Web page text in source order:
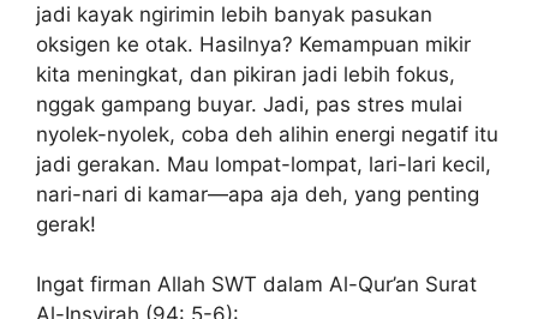
jadi kayak ngirimin lebih banyak pasukan
oksigen ke otak. Hasilnya? Kemampuan mikir
kita meningkat, dan pikiran jadi lebih fokus,
nggak gampang buyar. Jadi, pas stres mulai
nyolek-nyolek, coba deh alihin energi negatif itu
jadi gerakan. Mau lompat-lompat, lari-lari kecil,
nari-nari di kamar—apa aja deh, yang penting
gerak!
Ingat firman Allah SWT dalam Al-Qur’an Surat